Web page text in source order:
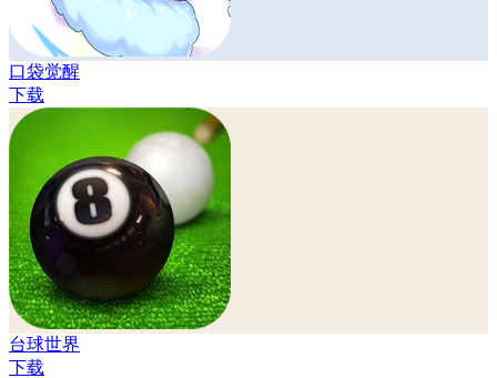
口袋觉醒
下载
台球世界
下载